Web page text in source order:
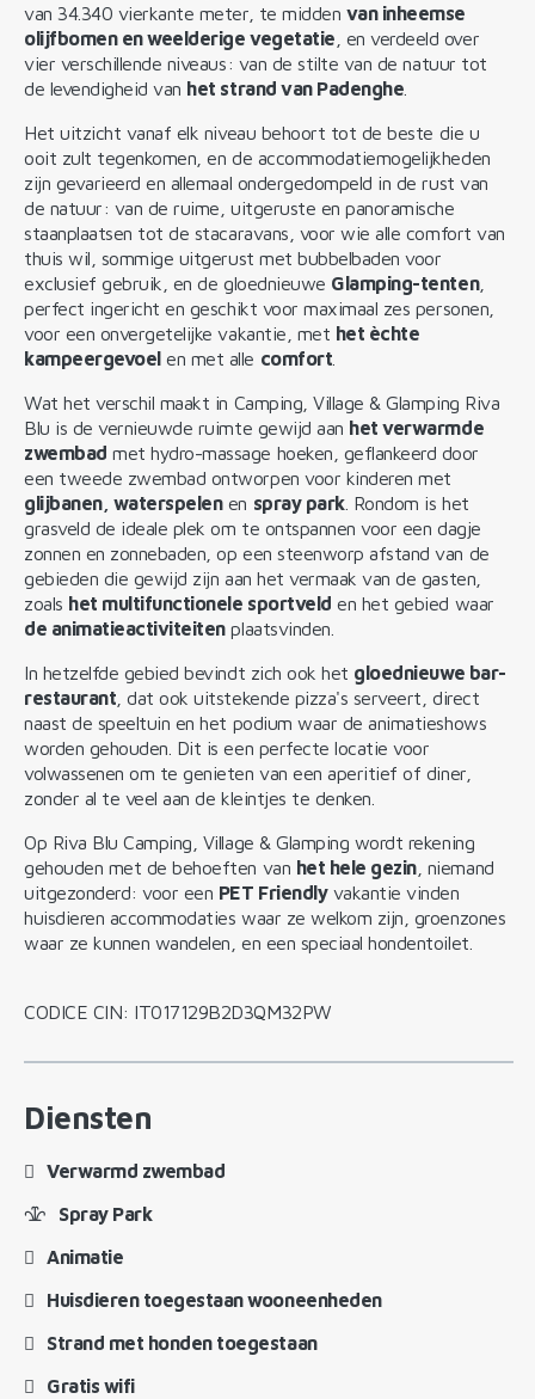
van 34.340 vierkante meter, te midden van inheemse
olijfbomen en weelderige vegetatie , en verdeeld over
vier verschillende niveaus: van de stilte van de natuur tot
de levendigheid van het strand van Padenghe
Het uitzicht vanaf elk niveau behoort tot de beste die u
ooit zult tegenkomen, en de accommodatiemogelijkheden
zijn gevarieerd en allemaal ondergedompeld in de rust van
de natuur: van de ruime, uitgeruste en panoramische
staanplaatsen tot de stacaravans, voor wie alle comfort van
thuis wil, sommige uitgerust met bubbelbaden voor
exclusief gebruik, en de gloednieuwe Glamping-tenten,
perfect ingericht en geschikt voor maximaal zes personen,
voor een onvergetelijke vakantie, met het èchte
kampeergevoelen met alle comfort
Wat het verschil maakt in Camping, Village & Glamping Riva
Blu is de vernieuwde ruimte gewijd aan het verwarmde
zwembad met hydro-massage hoeken, geflankeerd door
een tweede zwembad ontworpen voor kinderen met
glijbanen, waterspelenen spray park. Rondom is het
grasveld de ideale plek om te ontspannen voor een dagje
zonnen en zonnebaden, op een steenworp afstand van de
gebieden die gewijd zijn aan het vermaak van de gasten,
zoals het multifunctionele sportveld en het gebied waar
de animatieactiviteitenplaatsvinden.
In hetzelfde gebied bevindt zich ook het gloednieuwe bar-
restaurant , dat ook uitstekende pizza's serveert, direct
naast de speeltuin en het podium waar de animatieshows
worden gehouden. Dit is een perfecte locatie voor
volwassenen om te genieten van een aperitief of diner,
zonder al te veel aan de kleintjes te denken.
Op Riva Blu Camping, Village & Glamping wordt rekening
gehouden met de behoeften van het hele gezin, niemand
uitgezonderd: voor een PET Friendlyvakantie vinden
huisdieren accommodaties waar ze welkom zijn, groenzones
waar ze kunnen wandelen, en een speciaal hondentoilet.
CODICE CIN: IT017129B2D3QM32PW
Diensten
Verwarmd zwembad
Spray Park
Animatie
Huisdieren toegestaan ​​wooneenheden
Strand met honden toegestaan
Gratis wifi